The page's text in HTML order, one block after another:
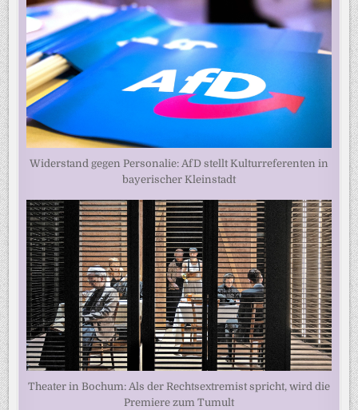
Widerstand gegen Personalie: AfD stellt Kulturreferenten in
bayerischer Kleinstadt
Theater in Bochum: Als der Rechtsextremist spricht, wird die
Premiere zum Tumult